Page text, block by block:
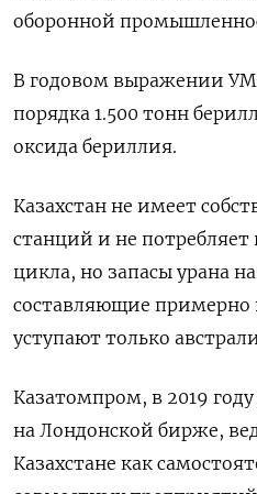
оборонной
В годовом выражении
порядка 1.500 тонн
оксида бериллия.
Казахстан не имеет
станций и не потребляет
цикла, но запасы урана
составляющие примерно
уступают только
Казатомпром, в 2019
на Лондонской бирже,
Казахстане как